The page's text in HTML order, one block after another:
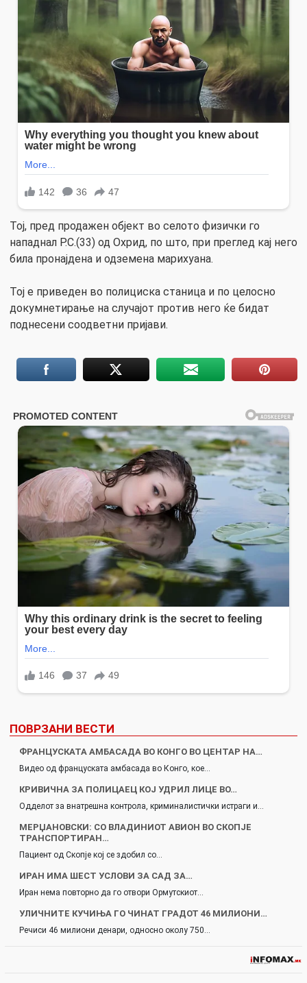
Тој, пред продажен објект во селото физички го
нападнал Р.С.(33) од Охрид, по што, при преглед кај него
била пронајдена и одземена марихуана.
Тој е приведен во полициска станица и по целосно
докумнетирање на случајот против него ќе бидат
поднесени соодветни пријави.
ПОВРЗАНИ ВЕСТИ
ФРАНЦУСКАТА АМБАСАДА ВО КОНГО ВО ЦЕНТАР НА…
Видео од француската амбасада во Конго, кое…
КРИВИЧНА ЗА ПОЛИЦАЕЦ КОЈ УДРИЛ ЛИЦЕ ВО…
Одделот за внатрешна контрола, криминалистички истраги и…
МЕРЏАНОВСКИ: СО ВЛАДИНИОТ АВИОН ВО СКОПЈЕ
ТРАНСПОРТИРАН…
Пациент од Скопје кој се здобил со…
ИРАН ИМА ШЕСТ УСЛОВИ ЗА САД ЗА…
Иран нема повторно да го отвори Ормутскиот…
УЛИЧНИТЕ КУЧИЊА ГО ЧИНАТ ГРАДОТ 46 МИЛИОНИ…
Речиси 46 милиони денари, односно околу 750…